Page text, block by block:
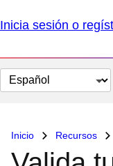
Inicia sesión o
Cambiar
el
Inicio Recursos